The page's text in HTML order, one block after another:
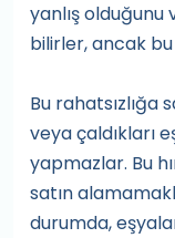
yanlış olduğunu
bilirler, ancak
Bu rahatsızlığa
veya çaldıkları
yapmazlar. Bu
satın
durumda,